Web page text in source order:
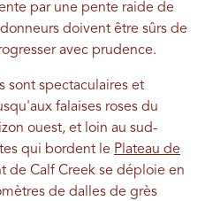
par une pente raide de
doivent être sûrs de
avec prudence.
sont spectaculaires et
falaises roses du
ouest, et loin au sud-
qui bordent le Plateau de
de Calf Creek se déploie en
de dalles de grès